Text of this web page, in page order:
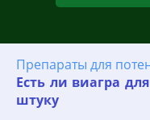
Препараты для
Есть ли виагра
штуку